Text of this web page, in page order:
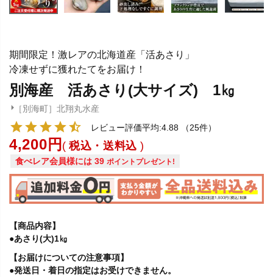
期間限定！激レアの北海道産「活あさり」
冷凍せずに獲れたてをお届け！
別海産 活あさり(大サイズ) 1㎏
［別海町］北翔丸水産
レビュー評価平均:4.88
（25件）
4,200 税込・送料込
食べレア会員様には 39 ポイントプレゼント!
【商品内容】
●あさり(大)1㎏
【お届けについての注意事項】
●発送日・着日の指定はお受けできません。